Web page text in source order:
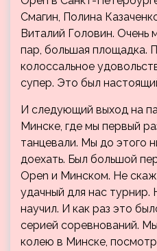
Смагин, Полина
Виталий Головин. Очень
пар, большая площадка.
колоссальное
супер. Это был
И следующий выход на
Минске, где мы первый
танцевали. Мы до этого
доехать. Был большой
Open и Минском. Не
удачный для нас турнир.
научил. И как раз это
серией соревнований.
колею в Минске,